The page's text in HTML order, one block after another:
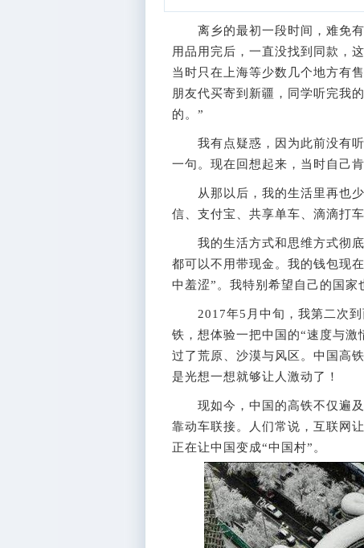
离乡的最初一段时间，难免有
用品用完后，一直没找到同款，
当时只在上海等少数几个地方有
朋友代买寄到新疆，同学听完我
的。”
我有点疑惑，因为此前没有听
一句。现在回想起来，当时自己
从那以后，我的生活里再也少
信、支付宝、共享单车、滴滴打
我的生活方式和思维方式彻底
都可以不用带现金。我的钱包现
中羞涩”。我特别希望自己的国家
2017年5月中旬，我第二次到
铁，想体验一把中国的“速度与
过了荒原、沙漠与风区。中国高
是光想一想就够让人激动了！
现如今，中国的高铁不仅遍及
靠动车联接。人们常说，互联网
正在让中国变成“中国村”。